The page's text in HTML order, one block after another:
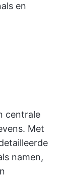
en
centrale
Met
namen,